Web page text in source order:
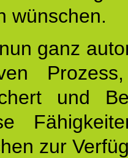
wünschen.
ganz
und
zur